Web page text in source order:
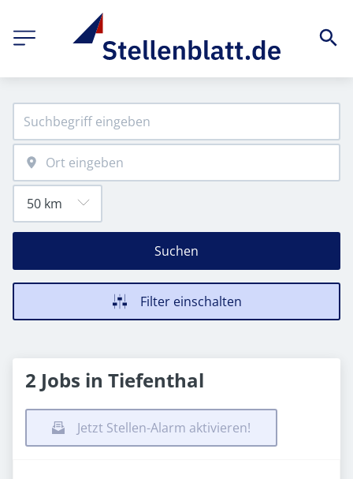
Suchen
Filter einschalten
2 Jobs in Tiefenthal
Jetzt Stellen-Alarm aktivieren!